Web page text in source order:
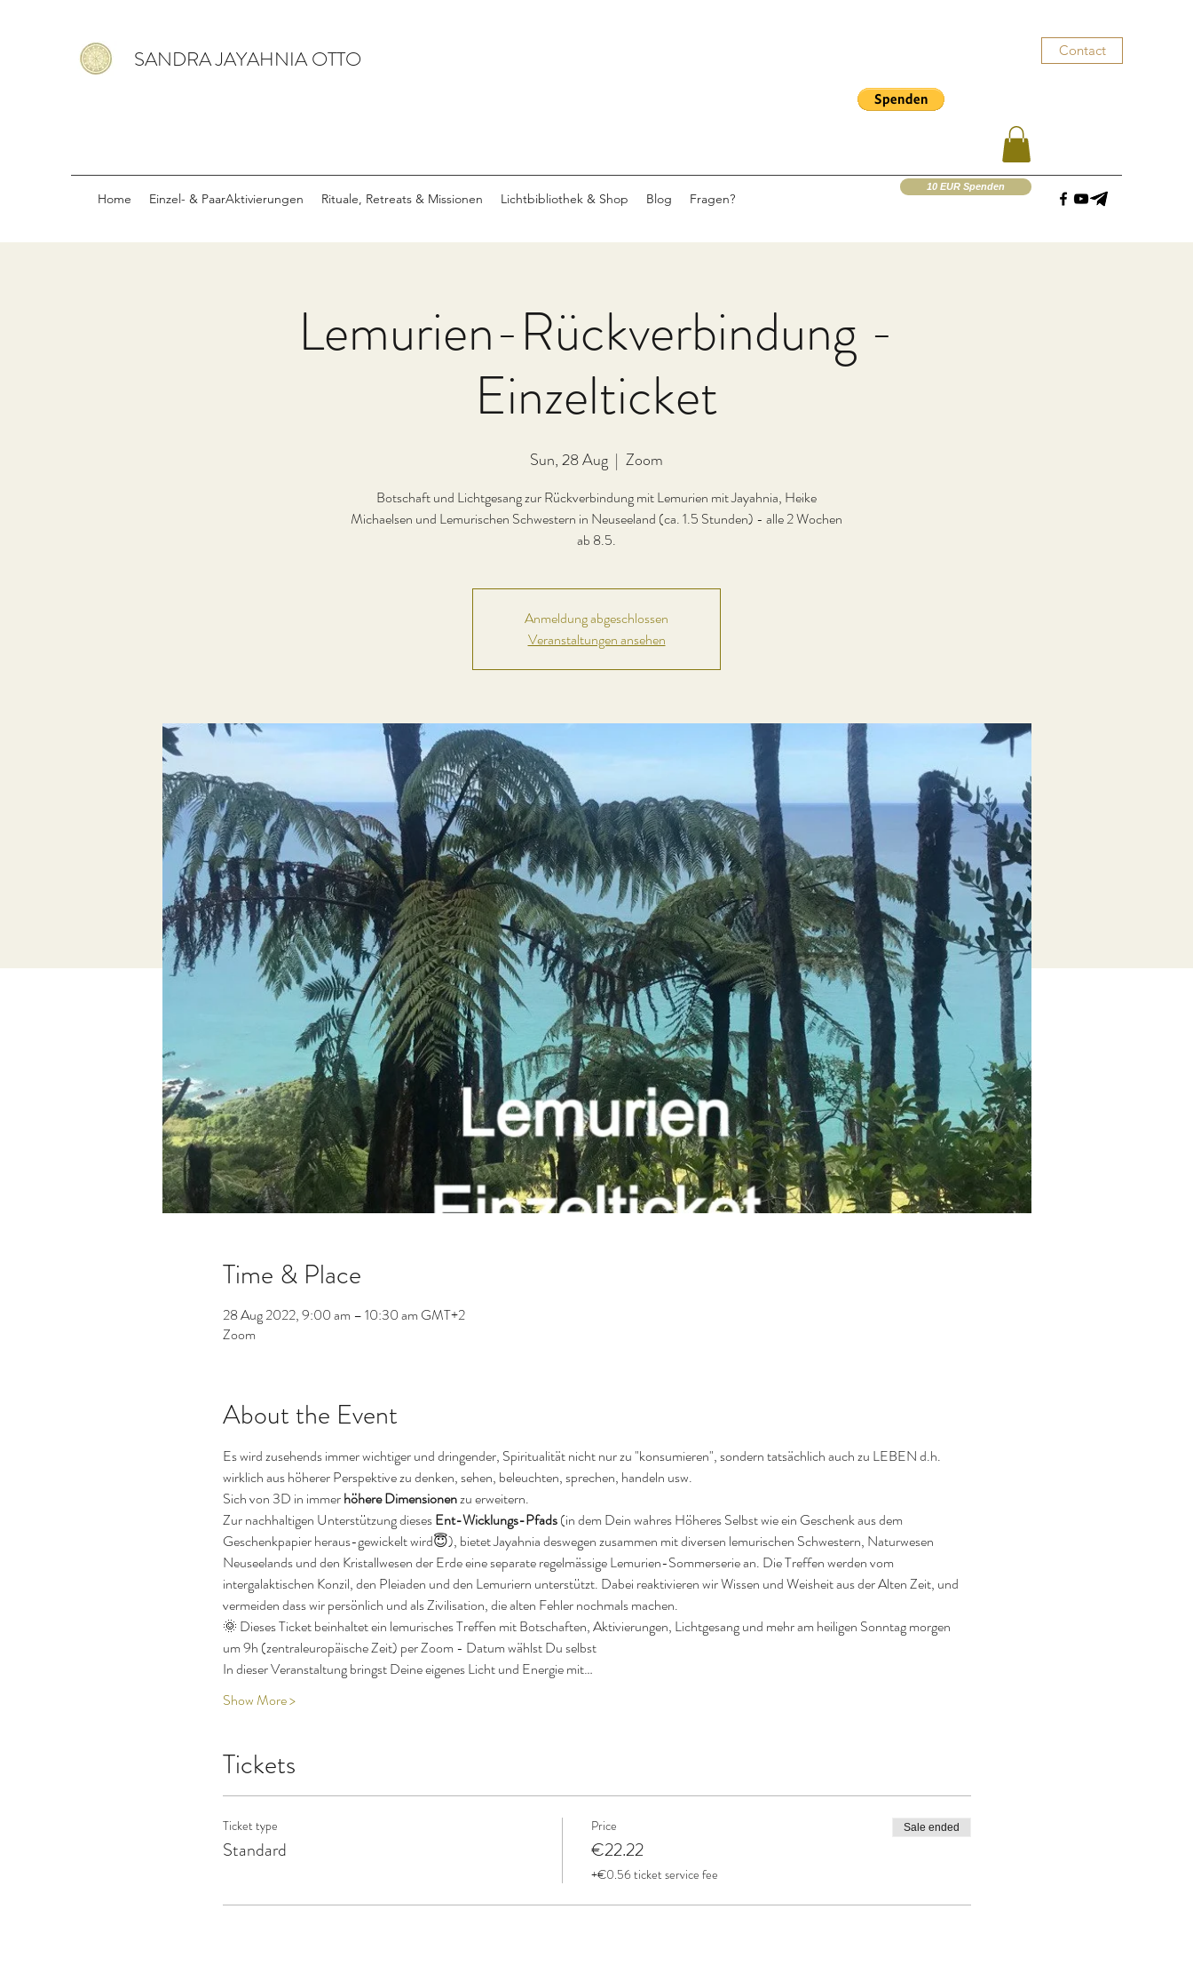
SANDRA JAYAHNIA OTTO Contact
Home Einzel- & PaarAktivierungen Rituale, Retreats & Missionen Lichtbibliothek & Shop Blog Fragen?
Lemurien-Rückverbindung -
Einzelticket
Sun, 28 Aug
  |
Zoom
Botschaft und Lichtgesang zur Rückverbindung mit Lemurien mit Jayahnia, Heike
Michaelsen und Lemurischen Schwestern in Neuseeland (ca. 1.5 Stunden) - alle 2 Wochen
ab 8.5.
Anmeldung abgeschlossen
Veranstaltungen ansehen
Time & Place
28 Aug 2022, 9:00 am – 10:30 am GMT+2
Zoom
About the Event
Es wird zusehends immer wichtiger und dringender, Spiritualität nicht nur zu "konsumieren", sondern tatsächlich auch zu LEBEN d.h.
wirklich aus höherer Perspektive zu denken, sehen, beleuchten, sprechen, handeln usw.
Sich von 3D in immer höhere Dimensionen zu erweitern.
Zur nachhaltigen Unterstützung dieses Ent-Wicklungs-Pfads (in dem Dein wahres Höheres Selbst wie ein Geschenk aus dem
Geschenkpapier heraus-gewickelt wird😇), bietet Jayahnia deswegen zusammen mit diversen lemurischen Schwestern, Naturwesen
Neuseelands und den Kristallwesen der Erde eine separate regelmässige Lemurien-Sommerserie an. Die Treffen werden vom
intergalaktischen Konzil, den Pleiaden und den Lemuriern unterstützt. Dabei reaktivieren wir Wissen und Weisheit aus der Alten Zeit, und
vermeiden dass wir persönlich und als Zivilisation, die alten Fehler nochmals machen.
🌞 Dieses Ticket beinhaltet ein lemurisches Treffen mit Botschaften, Aktivierungen, Lichtgesang und mehr am heiligen Sonntag morgen
um 9h (zentraleuropäische Zeit) per Zoom - Datum wählst Du selbst
In dieser Veranstaltung bringst Deine eigenes Licht und Energie mit…
Show More >
Tickets
Ticket type
Standard
Price
€22.22
+€0.56 ticket service fee
Sale ended
10 EUR Spenden